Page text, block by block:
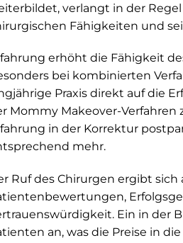
verlangt in der
Fähigkeiten und
erhöht die Fähigkeit
bei kombinierten
Praxis direkt auf die
Mommy Makeover-
in der Korrektur
mehr.
Ruf des Chirurgen ergibt
Ein in der
an, was die Preise in